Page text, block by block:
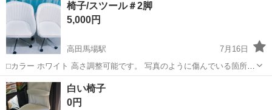
椅子/スツール＃2脚
5,000円
高田馬場駅
7月16日
⬜︎カラー ホワイト 高さ調整可能です。 写真のように傷んでいる箇所が
いくつかありますので、ご了承いただける方のみお取引お願いいたし
ます。ネジが一本外れていますが、ご使用に問題はございません。喫
煙、ペットなし 在庫2脚...
東京 新宿区 高田馬場駅
白い椅子
0円